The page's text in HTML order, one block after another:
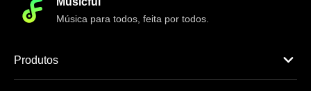
Música para todos, feita por todos.
Produtos